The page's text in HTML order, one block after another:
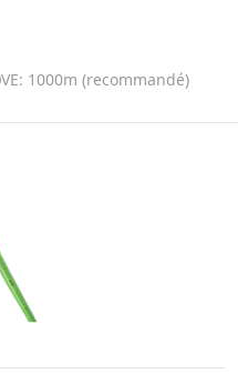
VE: 1000m (recommandé)